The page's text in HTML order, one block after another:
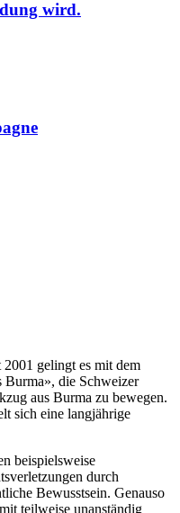
wird.
2001 gelingt es mit dem
Burma», die Schweizer
aus Burma zu bewegen.
sich eine langjährige
beispielsweise
durch
Bewusstsein. Genauso
teilweise unanständig